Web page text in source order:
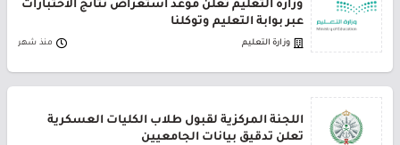
وزارة التعليم تعلن موعد استعراض نتائج الاختبارات
عبر بوابة التعليم وتوكلنا
وزارة التعليم منذ شهر
اللجنة المركزية لقبول طلاب الكليات العسكرية
تعلن تدقيق بيانات الجامعيين